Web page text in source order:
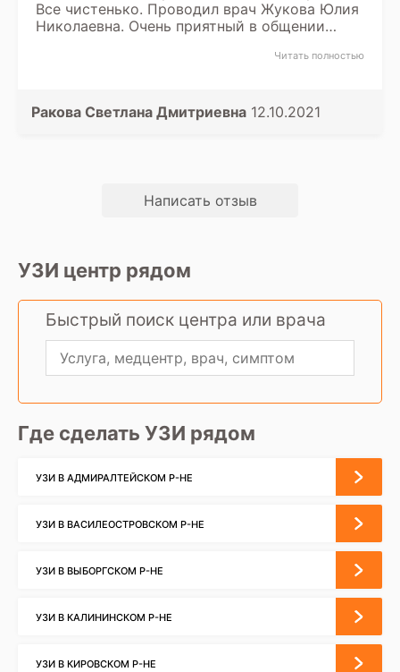
Все чистенько. Проводил врач Жукова Юлия
Николаевна. Очень приятный в общении
Читать полностью
Ракова Светлана Дмитриевна 12.10.2021
Написать отзыв
УЗИ центр рядом
Быстрый поиск центра или врача
Где сделать УЗИ рядом
УЗИ В АДМИРАЛТЕЙСКОМ Р-НЕ
УЗИ В ВАСИЛЕОСТРОВСКОМ Р-НЕ
УЗИ В ВЫБОРГСКОМ Р-НЕ
УЗИ В КАЛИНИНСКОМ Р-НЕ
УЗИ В КИРОВСКОМ Р-НЕ